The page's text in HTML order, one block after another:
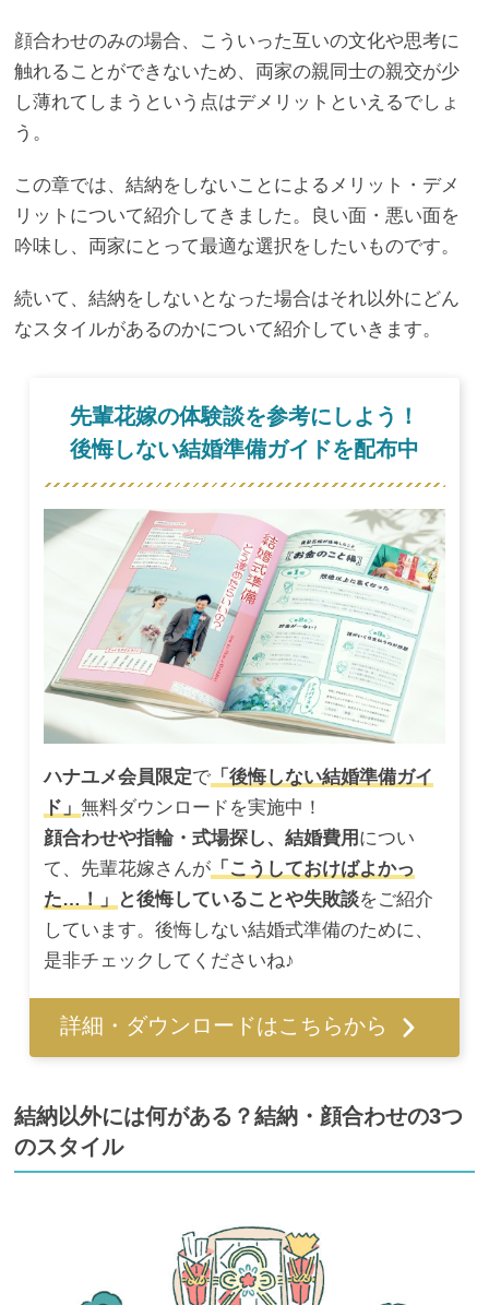
顔合わせのみの場合、こういった互いの文化や思考に
触れることができないため、両家の親同士の親交が少
し薄れてしまうという点はデメリットといえるでしょ
う。
この章では、結納をしないことによるメリット・デメ
リットについて紹介してきました。良い面・悪い面を
吟味し、両家にとって最適な選択をしたいものです。
続いて、結納をしないとなった場合はそれ以外にどん
なスタイルがあるのかについて紹介していきます。
先輩花嫁の体験談を参考にしよう！
後悔しない結婚準備ガイドを配布中
ハナユメ会員限定で 「後悔しない結婚準備ガイ
ド」無料ダウンロードを実施中！
顔合わせや指輪・式場探し、結婚費用 につい
て、先輩花嫁さんが 「こうしておけばよかっ
た…！」
と後悔していることや失敗談をご紹介
しています。後悔しない結婚式準備のために、
是非チェックしてくださいね♪
詳細・ダウンロードはこちらから
結納以外には何がある？結納・顔合わせの3つ
のスタイル